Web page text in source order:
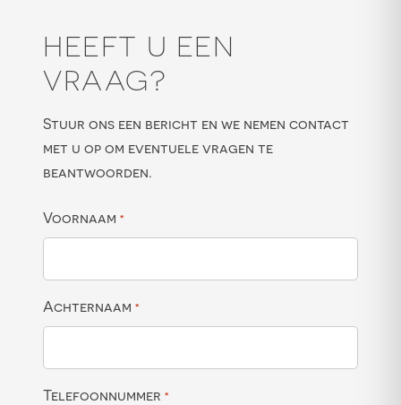
HEEFT U EEN
VRAAG?
Stuur ons een bericht en we nemen contact
met u op om eventuele vragen te
beantwoorden.
Voornaam *
Achternaam *
Telefoonnummer *